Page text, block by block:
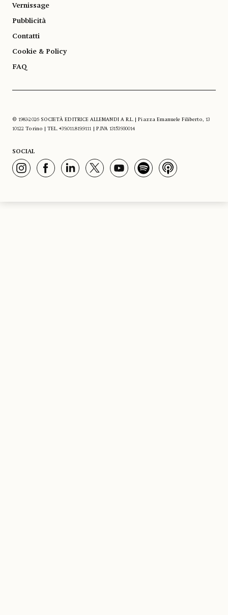
Vernissage
Pubblicità
Contatti
Cookie & Policy
FAQ
© 1983-2026 SOCIETÀ EDITRICE ALLEMANDI A R.L. | Piazza Emanuele Filiberto, 13
10122 Torino | TEL. +39.011.819.9111 | P.IVA 13153930014
SOCIAL